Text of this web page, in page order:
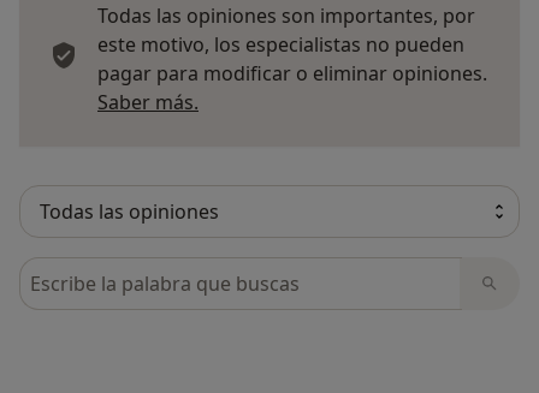
Todas las opiniones son importantes, por
este motivo, los especialistas no pueden
pagar para modificar o eliminar opiniones.
Saber más.
Busca en opiniones